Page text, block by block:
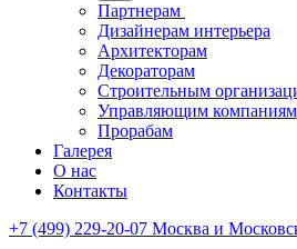
Партнерам
Дизайнерам интерьера
Архитекторам
Декораторам
Строительным
Управляющим компаниям
Прорабам
Галерея
О нас
Контакты
+7 (499) 229-20-07 Москва и